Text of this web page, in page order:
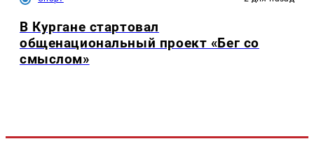
В Кургане стартовал
общенациональный проект «Бег со
смыслом»